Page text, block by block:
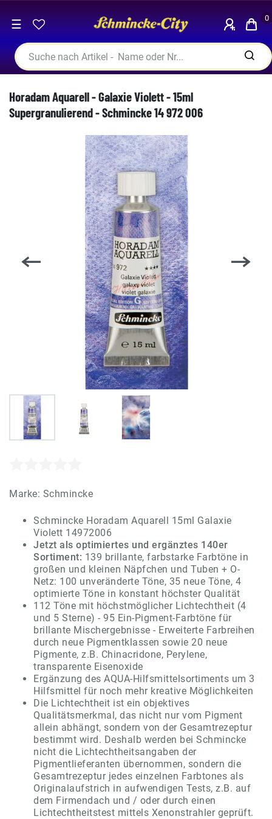
☰ 0
Horadam Aquarell - Galaxie Violett - 15ml
Supergranulierend - Schmincke 14 972 006
Marke: Schmincke
Schmincke Horadam Aquarell 15ml Galaxie
Violett 14972006
Jetzt als optimiertes und ergänztes 140er
Sortiment: 139 brillante, farbstarke Farbtöne in
großen und kleinen Näpfchen und Tuben + O-
Netz: 100 unveränderte Töne, 35 neue Töne, 4
optimierte Töne in konstant höchster Qualität
112 Töne mit höchstmöglicher Lichtechtheit (4
und 5 Sterne) - 95 Ein-Pigment-Farbtöne für
brillante Mischergebnisse - Erweiterte Farbreihen
durch neue Pigmentklassen sowie 20 neue
Pigmente, z.B. Chinacridone, Perylene,
transparente Eisenoxide
Ergänzung des AQUA-Hilfsmittelsortiments um 3
Hilfsmittel für noch mehr kreative Möglichkeiten
Die Lichtechtheit ist ein objektives
Qualitätsmerkmal, das nicht nur vom Pigment
allein abhängt, sondern von der Gesamtrezeptur
bestimmt wird. Deshalb werden bei Schmincke
nicht die Lichtechtheitsangaben der
Pigmentlieferanten übernommen, sondern die
Gesamtrezeptur jedes einzelnen Farbtones als
Originalaufstrich in aufwendigen Tests, z.B. auf
dem Firmendach und / oder durch einen
Lichtechtheitstest mittels Xenonstrahler geprüft.